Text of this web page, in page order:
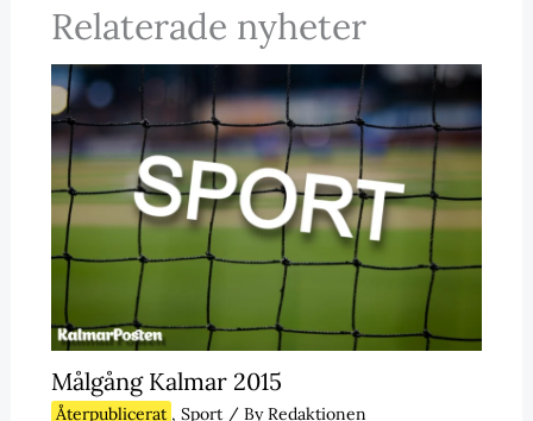
Relaterade nyheter
Målgång Kalmar 2015
Återpublicerat , Sport/ ByRedaktionen